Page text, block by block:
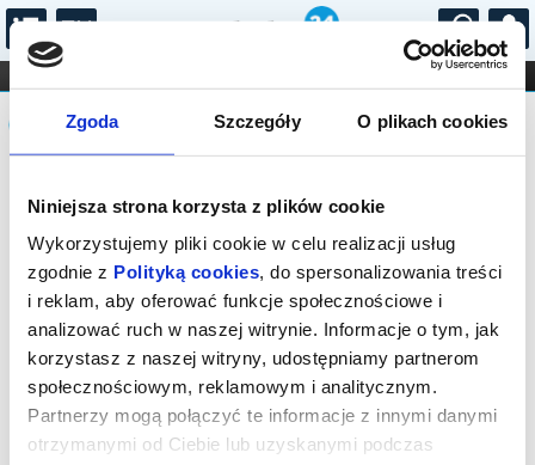
Zgoda Szczegóły O plikach cookies
Niniejsza strona korzysta z plików cookie
Wykorzystujemy pliki cookie w celu realizacji usług
zgodnie z Polityką cookies, do spersonalizowania treści
i reklam, aby oferować funkcje społecznościowe i
analizować ruch w naszej witrynie. Informacje o tym, jak
korzystasz z naszej witryny, udostępniamy partnerom
społecznościowym, reklamowym i analitycznym.
Partnerzy mogą połączyć te informacje z innymi danymi
otrzymanymi od Ciebie lub uzyskanymi podczas
...
FILHARMONIA OPERA I BALET
STAND-UP
DLA DZIECI
Komunikat
Sprzedaż biletów on-line na wydarzenie
została zakończona.